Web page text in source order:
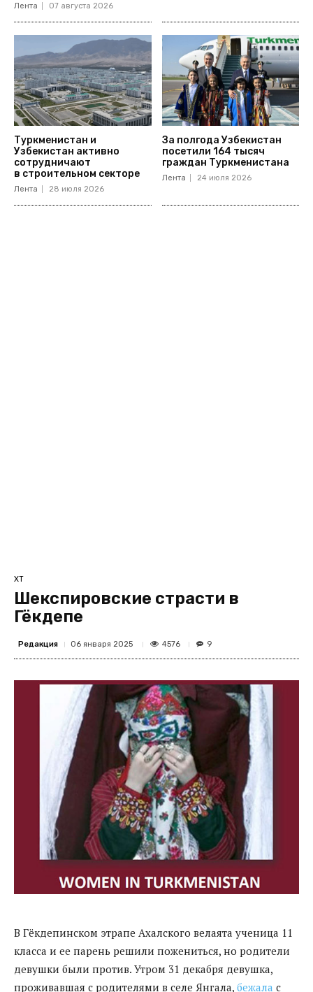
Лента 07 августа 2026
Туркменистан и
Узбекистан активно
сотрудничают
в строительном секторе
Лента 28 июля 2026
За полгода Узбекистан
посетили 164 тысяч
граждан Туркменистана
Лента 24 июля 2026